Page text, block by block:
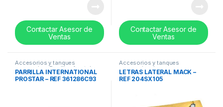
Contactar Asesor de
Ventas
Contactar Asesor de
Ventas
Accesorios y tanques
reservorios,Parrillas frontales
PARRILLA INTERNATIONAL
PROSTAR – REF 361286C93
Accesorios y tanques
reservorios,Logos
LETRAS LATERAL MACK –
REF 204SX105